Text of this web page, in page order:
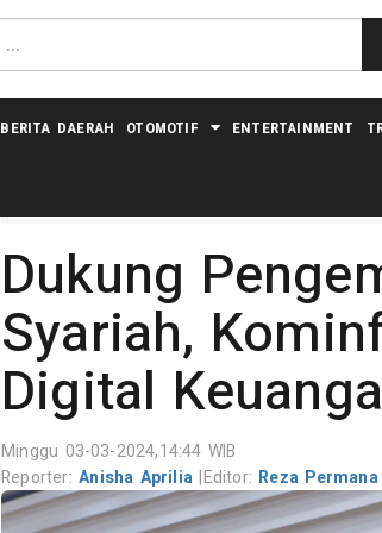
BERITA DAERAH OTOMOTIF ENTERTAINMENT
Dukung
Syariah,
Digital
Minggu 03-03-2024,14:44 WIB
Reporter:Anisha Aprilia|Editor: Reza Permana